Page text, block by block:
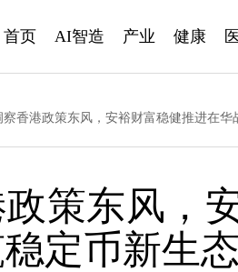
首页 AI智造 产业 健康
察香港政策东风，安裕财富稳健推进在华
策东风，
定币新生